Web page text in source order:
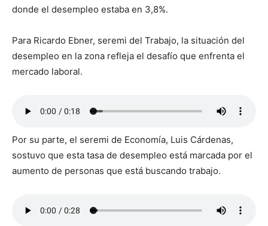
donde el desempleo estaba en 3,8%.
Para Ricardo Ebner, seremi del Trabajo, la situación del
desempleo en la zona refleja el desafío que enfrenta el
mercado laboral.
Por su parte, el seremi de Economía, Luis Cárdenas,
sostuvo que esta tasa de desempleo está marcada por el
aumento de personas que está buscando trabajo.